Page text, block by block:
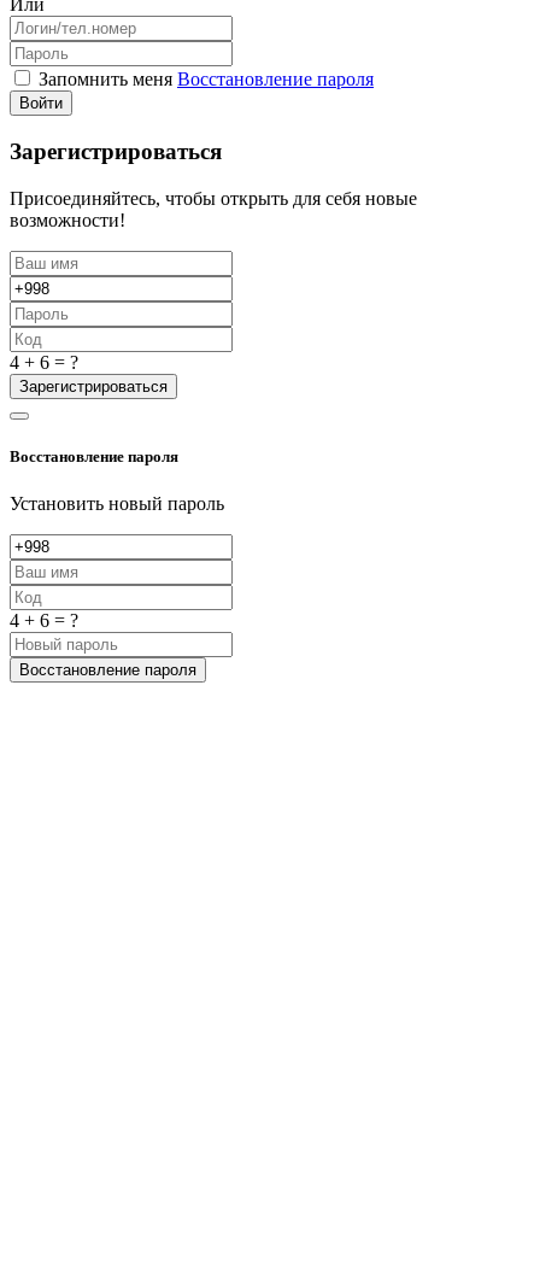
Или
Запомнить меня Восстановление пароля
Войти
Зарегистрироваться
Присоединяйтесь, чтобы открыть для себя новые
возможности!
4 + 6 = ?
Зарегистрироваться
Восстановление пароля
Установить новый пароль
4 + 6 = ?
Восстановление пароля